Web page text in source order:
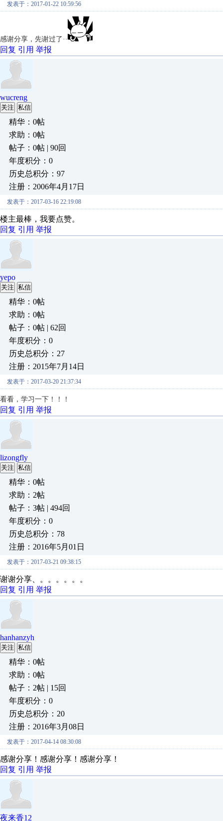
发表于：2017-01-22 10:59:56
感谢分享，先谢过了··
回复 引用 举报
wucreng
关注 私信
精华：0帖
求助：0帖
帖子：0帖 | 90回
年度积分：0
历史总积分：97
注册：2006年4月17日
发表于：2017-03-16 22:19:08
楼主最棒，我要点赞。
回复 引用 举报
yepo
关注 私信
精华：0帖
求助：0帖
帖子：0帖 | 62回
年度积分：0
历史总积分：27
注册：2015年7月14日
发表于：2017-03-20 21:37:34
看看，学习一下！！！
回复 引用 举报
lizongfly
关注 私信
精华：0帖
求助：2帖
帖子：3帖 | 494回
年度积分：0
历史总积分：78
注册：2016年5月01日
发表于：2017-03-21 09:38:15
谢谢分享、。。。。。。
回复 引用 举报
hanhanzyh
关注 私信
精华：0帖
求助：0帖
帖子：2帖 | 15回
年度积分：0
历史总积分：20
注册：2016年3月08日
发表于：2017-04-14 08:30:08
感谢分享！感谢分享！感谢分享！
回复 引用 举报
夜来香12